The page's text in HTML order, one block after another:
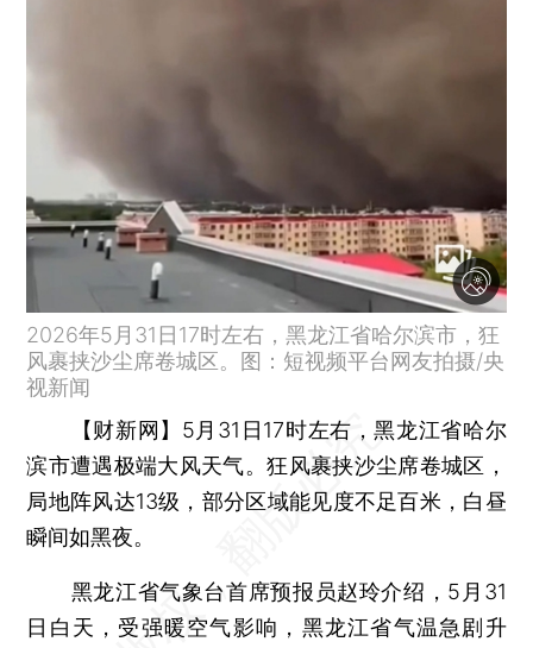
2026年5月31日17时左右，黑龙江省哈尔滨市，狂
风裹挟沙尘席卷城区。图：短视频平台网友拍摄/央
视新闻
【财新网】 5月31日17时左右，黑龙江省哈尔
滨市遭遇极端大风天气。狂风裹挟沙尘席卷城区，
局地阵风达13级，部分区域能见度不足百米，白昼
瞬间如黑夜。
黑龙江省气象台首席预报员赵玲介绍，5月31
日白天，受强暖空气影响，黑龙江省气温急剧升